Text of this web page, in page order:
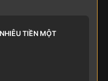
TIỀN MỘT